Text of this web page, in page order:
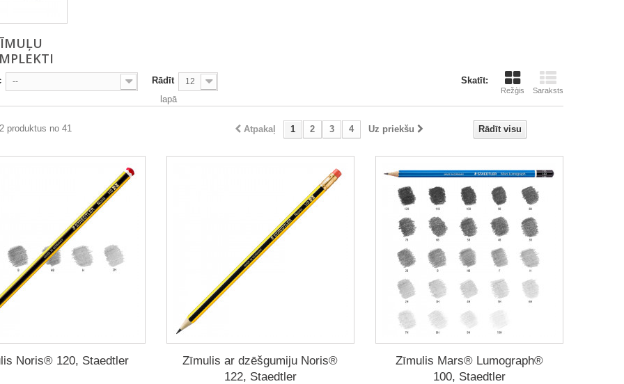
Skatīt:
Režģis Saraksts
-- Rādīt 12
lapā
Rādīt visu
Atpakaļ 1 2 3 4 Uz priekšu
produktus no 41
Noris® 120, Staedtler
Zīmulis ar dzēšgumiju Noris®
122, Staedtler
Zīmulis Mars® Lumograph®
100, Staedtler